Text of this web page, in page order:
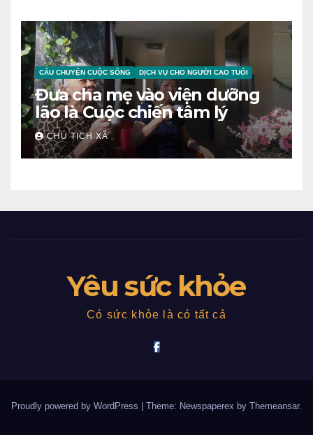
CÂU CHUYỆN CUỘC SỐNG DỊCH VỤ CHO NGƯỜI CAO TUỔI
Đưa cha mẹ vào viện dưỡng
lão là Cuộc chiến tâm lý
CHỦ TỊCH XÃ
Yêu sức khỏe
Có sức khỏe là có tất cả
Proudly powered by WordPress | Theme: Newspaperex by Themeansar.